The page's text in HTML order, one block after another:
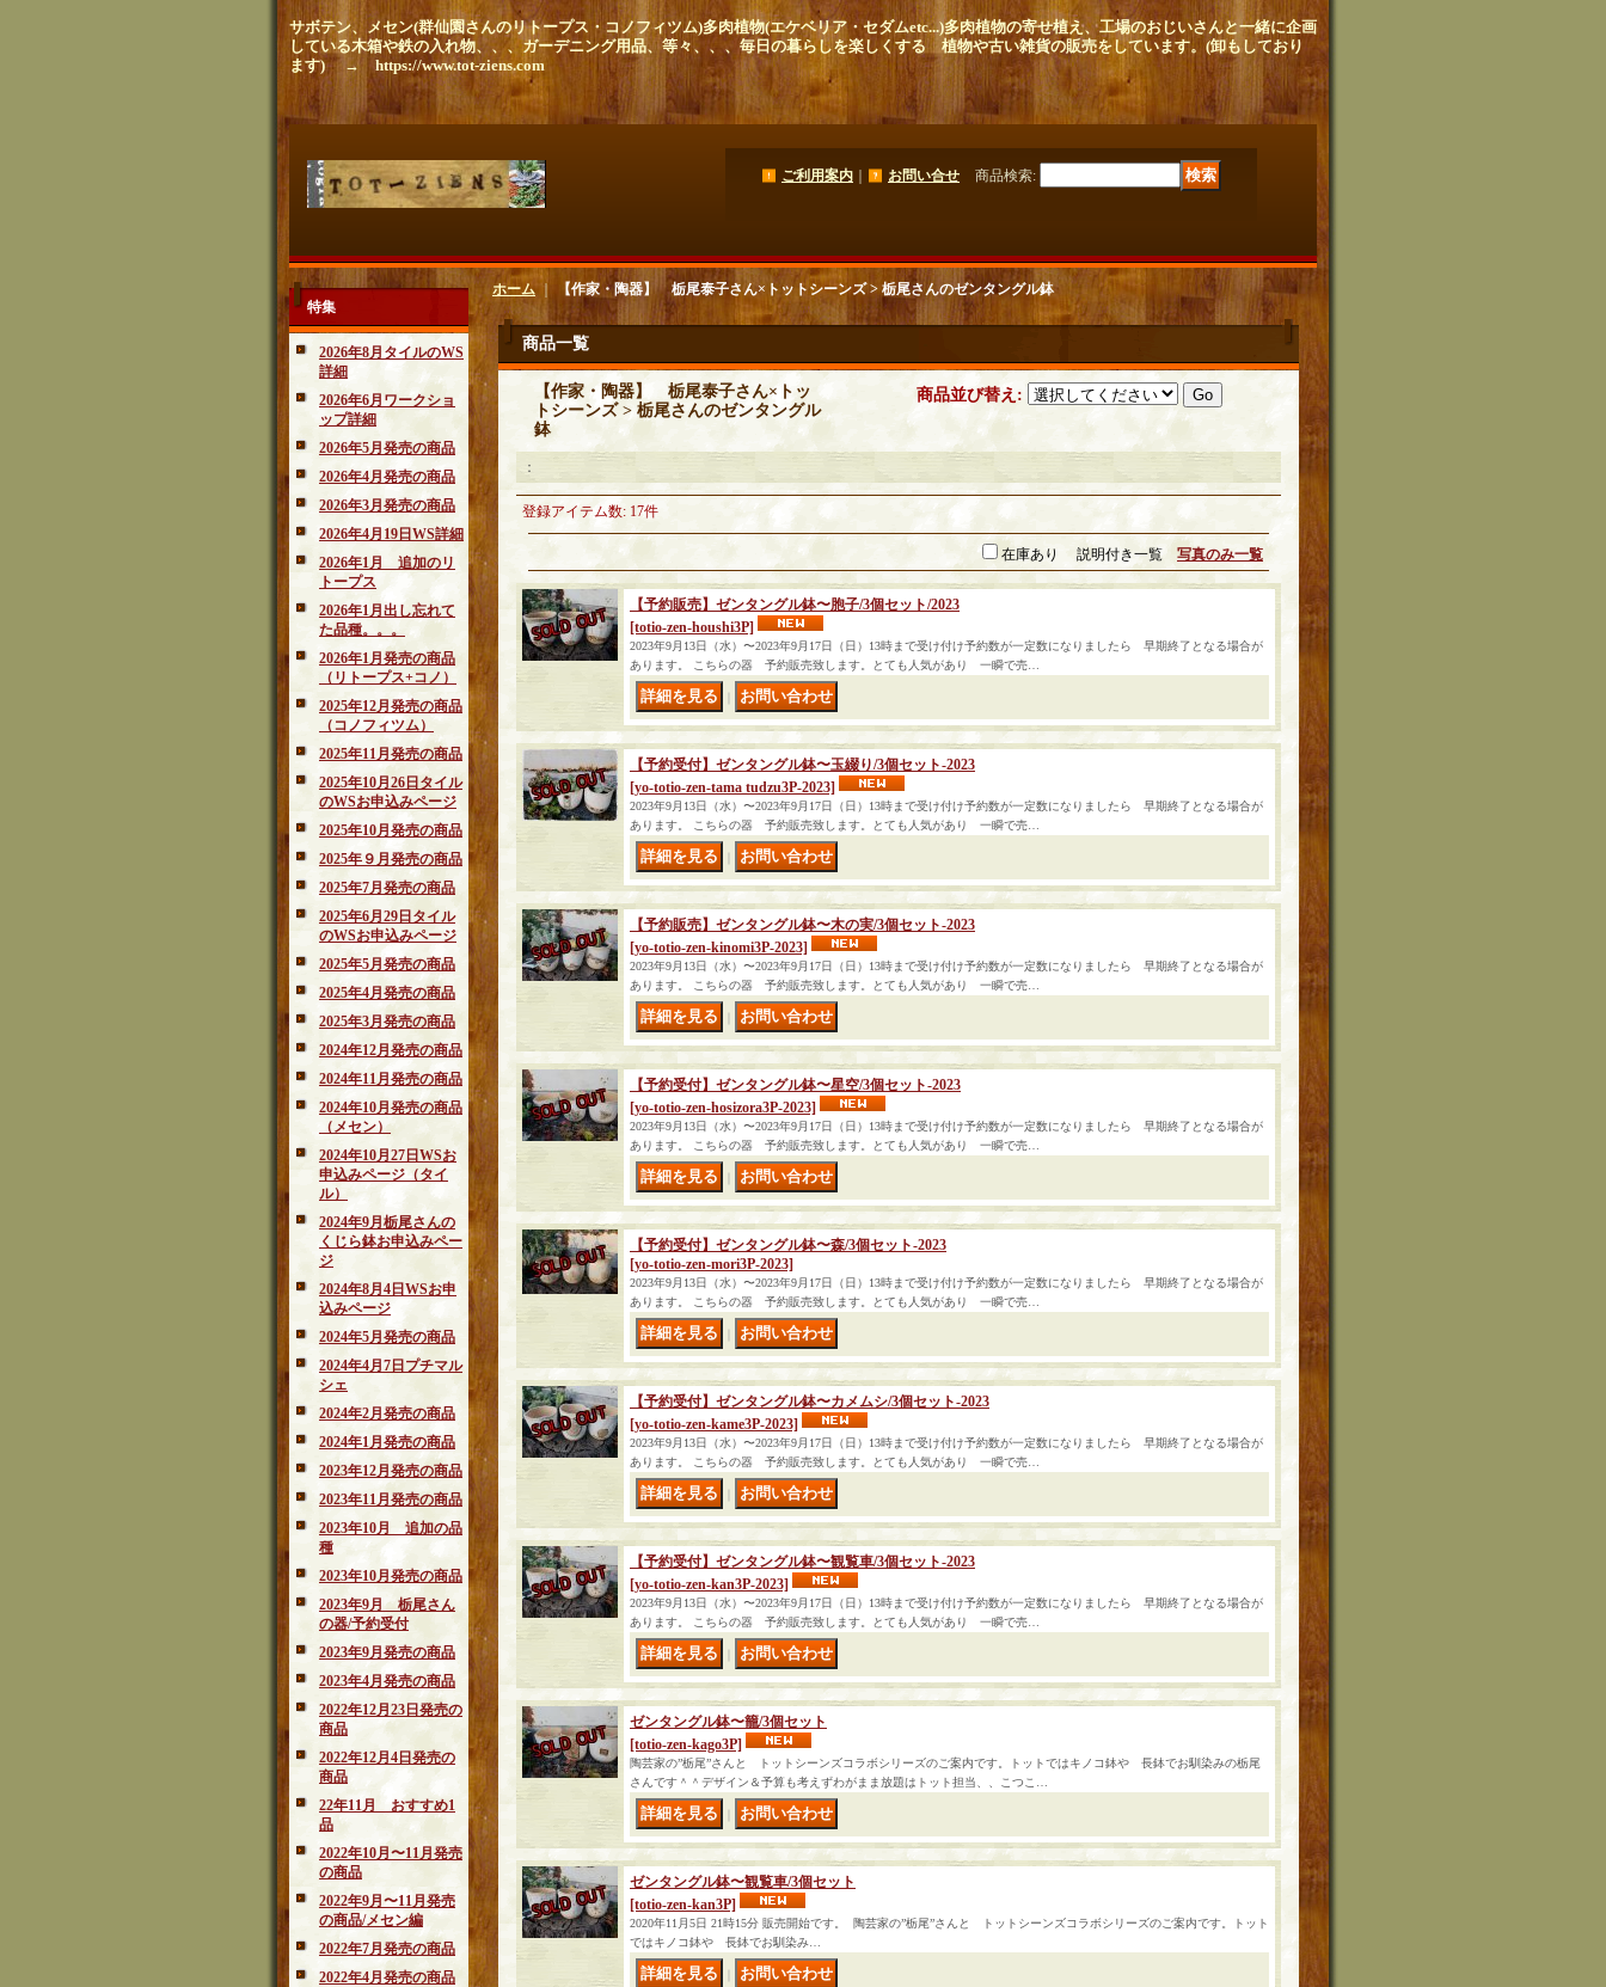
サボテン、メセン(群仙園さんのリトープス・コノフィツム)多肉植物(エケベリア・セダムetc...)多肉植物の寄せ植え、工場のおじいさんと一緒に企画
している木箱や鉄の入れ物、、、ガーデニング用品、等々、、、毎日の暮らしを楽しくする 植物や古い雑貨の販売をしています。(卸もしており
ます) → https://www.tot-ziens.com
ご利用案内 お問い合せ 商品検索:
特集
2026年8月タイルのWS
詳細
2026年6月ワークショ
ップ詳細
2026年5月発売の商品
2026年4月発売の商品
2026年3月発売の商品
2026年4月19日WS詳細
2026年1月 追加のリ
トープス
2026年1月出し忘れて
た品種。。。
2026年1月発売の商品
（リトープス+コノ）
2025年12月発売の商品
（コノフィツム）
2025年11月発売の商品
2025年10月26日タイル
のWSお申込みページ
2025年10月発売の商品
2025年９月発売の商品
2025年7月発売の商品
2025年6月29日タイル
のWSお申込みページ
2025年5月発売の商品
2025年4月発売の商品
2025年3月発売の商品
2024年12月発売の商品
2024年11月発売の商品
2024年10月発売の商品
（メセン）
2024年10月27日WSお
申込みページ（タイ
ル）
2024年9月栃尾さんの
くじら鉢お申込みペー
ジ
2024年8月4日WSお申
込みページ
2024年5月発売の商品
2024年4月7日プチマル
シェ
2024年2月発売の商品
2024年1月発売の商品
2023年12月発売の商品
2023年11月発売の商品
2023年10月 追加の品
種
2023年10月発売の商品
2023年9月 栃尾さん
の器/予約受付
2023年9月発売の商品
2023年4月発売の商品
2022年12月23日発売の
商品
2022年12月4日発売の
商品
22年11月 おすすめ1
品
2022年10月〜11月発売
の商品
2022年9月〜11月発売
の商品/メセン編
2022年7月発売の商品
2022年4月発売の商品
ホーム｜ 【作家・陶器】 栃尾泰子さん×トットシーンズ > 栃尾さんのゼンタングル鉢
商品一覧
【作家・陶器】 栃尾泰子さん×トッ
トシーンズ > 栃尾さんのゼンタングル
鉢
商品並び替え :
：
登録アイテム数: 17件
在庫あり 説明付き一覧 写真のみ一覧
【予約販売】ゼンタングル鉢〜胞子/3個セット/2023
[totio-zen-houshi3P]
2023年9月13日（水）〜2023年9月17日（日）13時まで受け付け予約数が一定数になりましたら 早期終了となる場合が
あります。 こちらの器 予約販売致します。とても人気があり 一瞬で売…
【予約受付】ゼンタングル鉢〜玉綴り/3個セット-2023
[yo-totio-zen-tama tudzu3P-2023]
2023年9月13日（水）〜2023年9月17日（日）13時まで受け付け予約数が一定数になりましたら 早期終了となる場合が
あります。 こちらの器 予約販売致します。とても人気があり 一瞬で売…
【予約販売】ゼンタングル鉢〜木の実/3個セット-2023
[yo-totio-zen-kinomi3P-2023]
2023年9月13日（水）〜2023年9月17日（日）13時まで受け付け予約数が一定数になりましたら 早期終了となる場合が
あります。 こちらの器 予約販売致します。とても人気があり 一瞬で売…
【予約受付】ゼンタングル鉢〜星空/3個セット-2023
[yo-totio-zen-hosizora3P-2023]
2023年9月13日（水）〜2023年9月17日（日）13時まで受け付け予約数が一定数になりましたら 早期終了となる場合が
あります。 こちらの器 予約販売致します。とても人気があり 一瞬で売…
【予約受付】ゼンタングル鉢〜森/3個セット-2023
[yo-totio-zen-mori3P-2023]
2023年9月13日（水）〜2023年9月17日（日）13時まで受け付け予約数が一定数になりましたら 早期終了となる場合が
あります。 こちらの器 予約販売致します。とても人気があり 一瞬で売…
【予約受付】ゼンタングル鉢〜カメムシ/3個セット-2023
[yo-totio-zen-kame3P-2023]
2023年9月13日（水）〜2023年9月17日（日）13時まで受け付け予約数が一定数になりましたら 早期終了となる場合が
あります。 こちらの器 予約販売致します。とても人気があり 一瞬で売…
【予約受付】ゼンタングル鉢〜観覧車/3個セット-2023
[yo-totio-zen-kan3P-2023]
2023年9月13日（水）〜2023年9月17日（日）13時まで受け付け予約数が一定数になりましたら 早期終了となる場合が
あります。 こちらの器 予約販売致します。とても人気があり 一瞬で売…
ゼンタングル鉢〜籠/3個セット
[totio-zen-kago3P]
陶芸家の”栃尾”さんと トットシーンズコラボシリーズのご案内です。トットではキノコ鉢や 長鉢でお馴染みの栃尾
さんです＾＾デザイン＆予算も考えずわがまま放題はトット担当、、こつこ…
ゼンタングル鉢〜観覧車/3個セット
[totio-zen-kan3P]
2020年11月5日 21時15分 販売開始です。 陶芸家の”栃尾”さんと トットシーンズコラボシリーズのご案内です。トット
ではキノコ鉢や 長鉢でお馴染み…